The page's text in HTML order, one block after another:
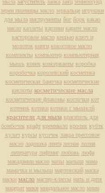
мыла загуститель зайка заяц зенненхунд
зерен пшеницы масло зеркальце игрушки
для мыла инструменты йог йорк какао
масло каллеты карзина карите масло
касторовое масло кешью ключ и
молоток книги кокосовое масло
комплекты компьютер компьютерная
мышь конек консерванты коробка
коробочка королевский косметика
косметическая баночка косметические
кислоты косметические масла
косметические флаконы косточки кот
котенок котики котики с мышклй
красители для мыла краситель для
бомбочек крафт креммыло кролик кубтк
кулич курсы кусочек лавра прессовое
масло ладошка лента лесная лилия
литература лифтинг любовь люфа
макадамии масло малы малыш мама
мамочка и мылыш мартовский маска
маски масло мастер-классы мать и дитя
мацерат мики миндальное масло мини